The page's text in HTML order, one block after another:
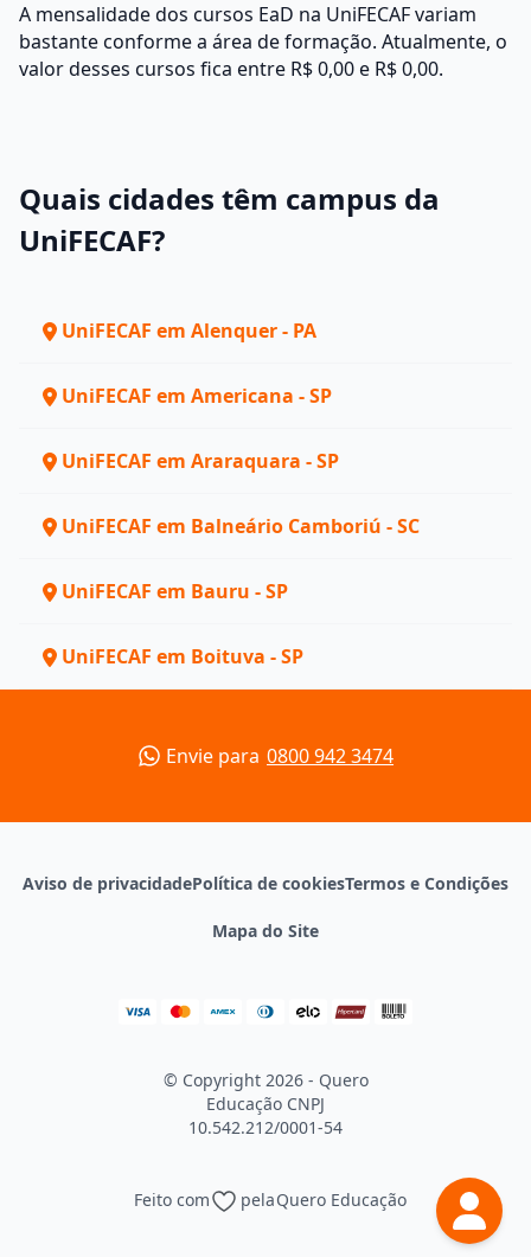
Continuar
A mensalidade dos cursos EaD na UniFECAF variam
bastante conforme a área de formação. Atualmente, o
valor desses cursos fica entre R$ 0,00 e R$ 0,00.
Quais cidades têm campus da
UniFECAF?
UniFECAF em Alenquer - PA
UniFECAF em Americana - SP
UniFECAF em Araraquara - SP
UniFECAF em Balneário Camboriú - SC
UniFECAF em Bauru - SP
UniFECAF em Boituva - SP
Envie para 0800 942 3474
Aviso de privacidadePolítica de cookiesTermos e Condições
Mapa do Site
© Copyright 2026 - Quero
Educação CNPJ
10.542.212/0001-54
Feito com pelaQuero Educação